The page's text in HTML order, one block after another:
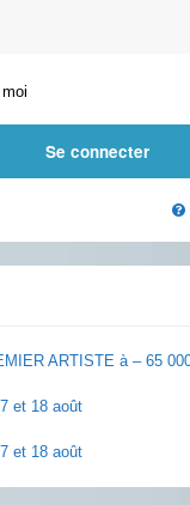
ARTISTE à – 65
et 18 août
et 18 août